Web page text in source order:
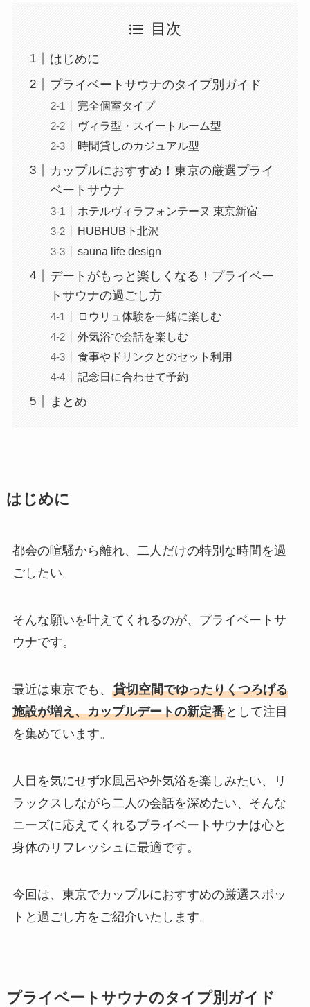
目次
はじめに
プライベートサウナのタイプ別ガイド
完全個室タイプ
ヴィラ型・スイートルーム型
時間貸しのカジュアル型
カップルにおすすめ！東京の厳選プライ
ベートサウナ
ホテルヴィラフォンテーヌ 東京新宿
HUBHUB下北沢
sauna life design
デートがもっと楽しくなる！プライベー
トサウナの過ごし方
ロウリュ体験を一緒に楽しむ
外気浴で会話を楽しむ
食事やドリンクとのセット利用
記念日に合わせて予約
まとめ
はじめに
都会の喧騒から離れ、二人だけの特別な時間を過
ごしたい。
そんな願いを叶えてくれるのが、プライベートサ
ウナです。
最近は東京でも、 貸切空間でゆったりくつろげる
施設が増え、カップルデートの新定番として注目
を集めています。
人目を気にせず水風呂や外気浴を楽しみたい、リ
ラックスしながら二人の会話を深めたい、そんな
ニーズに応えてくれるプライベートサウナは心と
身体のリフレッシュに最適です。
今回は、東京でカップルにおすすめの厳選スポッ
トと過ごし方をご紹介いたします。
プライベートサウナのタイプ別ガイド